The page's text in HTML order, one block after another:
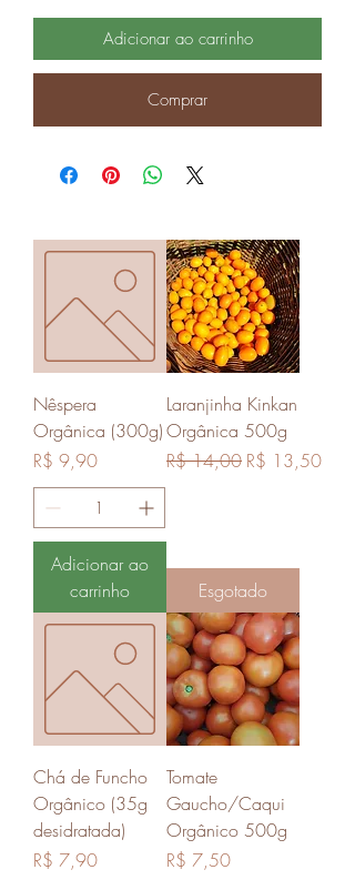
Adicionar ao carrinho
Comprar
Nêspera
Orgânica (300g)
Preço
R$ 9,90
Adicionar ao
carrinho
Laranjinha Kinkan
Orgânica 500g
Preço normal
R$ 14,00 Preço
R$ 13,50
Esgotado
Chá de Funcho
Orgânico (35g
desidratada)
Preço
R$ 7,90
Tomate
Gaucho/Caqui
Orgânico 500g
Preço
R$ 7,50